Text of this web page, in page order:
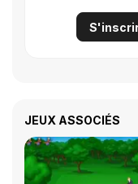
JEUX ASSOCIÉS